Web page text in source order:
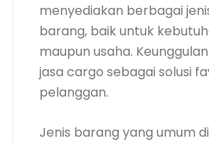
menyediakan berbagai
barang, baik untuk
maupun usaha.
jasa cargo sebagai solusi
pelanggan.
Jenis barang yang umum